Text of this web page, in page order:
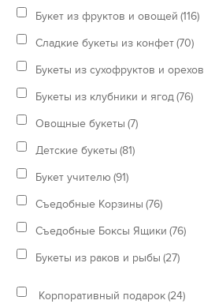
Букет из фруктов и овощей (116)
Сладкие букеты из конфет(70)
Букеты из сухофруктов и орехов
Букеты из клубники и ягод(76)
Овощные букеты (7)
Детские букеты (81)
Букет учителю (91)
Съедобные Корзины (76)
Съедобные Боксы Ящики (76)
Букеты из раков и рыбы (27)
Корпоративный подарок(24)